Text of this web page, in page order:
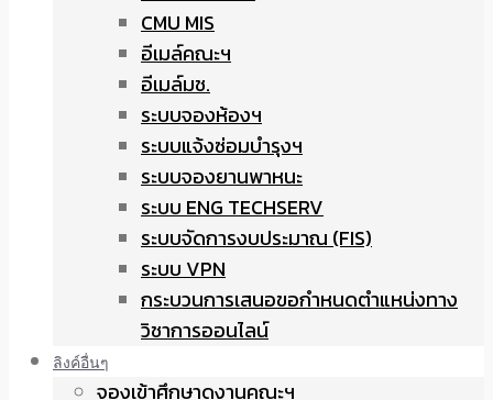
CMU MIS
อีเมล์คณะฯ
อีเมล์มช.
ระบบจองห้องฯ
ระบบแจ้งซ่อมบำรุงฯ
ระบบจองยานพาหนะ
ระบบ ENG TECHSERV
ระบบจัดการงบประมาณ (FIS)
ระบบ VPN
กระบวนการเสนอขอกำหนดตำแหน่งทาง
วิชาการออนไลน์
ลิงค์อื่นๆ
จองเข้าศึกษาดูงานคณะฯ